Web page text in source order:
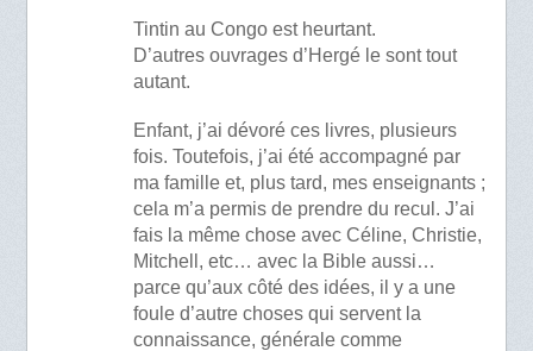
Tintin au Congo est heurtant.
D’autres ouvrages d’Hergé le sont tout
autant.
Enfant, j’ai dévoré ces livres, plusieurs
fois. Toutefois, j’ai été accompagné par
ma famille et, plus tard, mes enseignants ;
cela m’a permis de prendre du recul. J’ai
fais la même chose avec Céline, Christie,
Mitchell, etc… avec la Bible aussi…
parce qu’aux côté des idées, il y a une
foule d’autre choses qui servent la
connaissance, générale comme